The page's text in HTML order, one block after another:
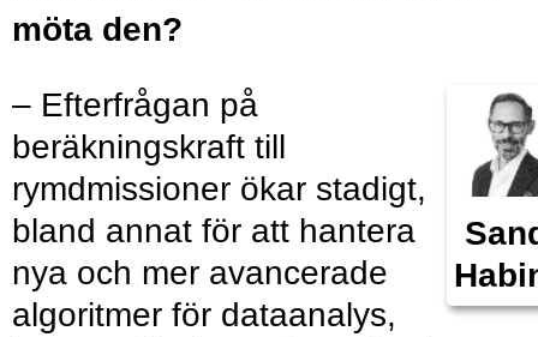
möta den?
– Efterfrågan på
beräkningskraft till
rymdmissioner ökar stadigt,
bland annat för att hantera
nya och mer avancerade
algoritmer för dataanalys,